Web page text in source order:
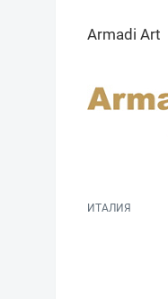
Armadi Art
ИТАЛИЯ